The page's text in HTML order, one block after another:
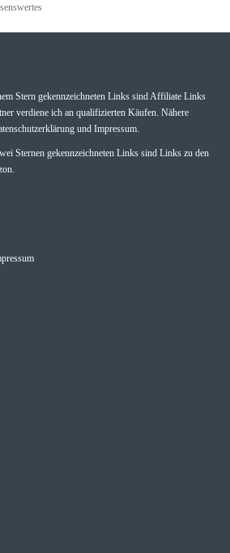
Stern gekennzeichneten Links sind Affiliate Links
verdiene ich an qualifizierten Käufen. Nähere
und Impressum.
Sternen gekennzeichneten Links sind Links zu den